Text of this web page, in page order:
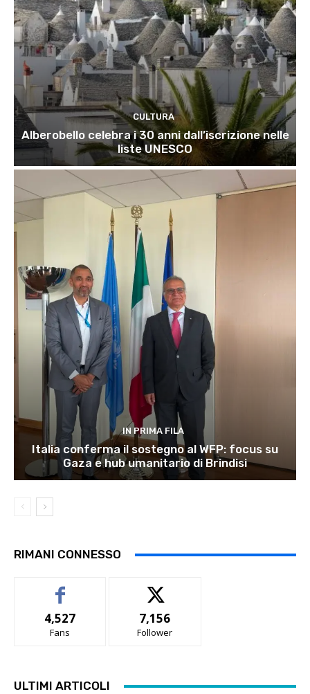
CULTURA
Alberobello celebra i 30 anni dall’iscrizione nelle
liste UNESCO
IN PRIMA FILA
Italia conferma il sostegno al WFP: focus su
Gaza e hub umanitario di Brindisi
RIMANI CONNESSO
4,527
Fans
7,156
Follower
ULTIMI ARTICOLI